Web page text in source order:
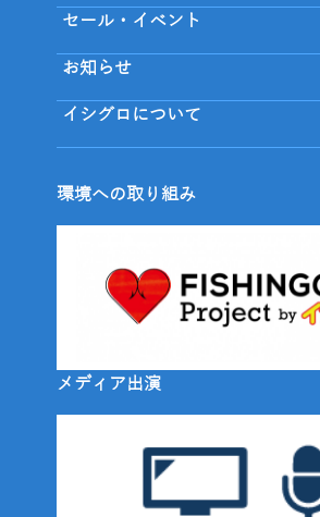
セール・イベント
お知らせ
イシグロについて
環境への取り組み
メディア出演